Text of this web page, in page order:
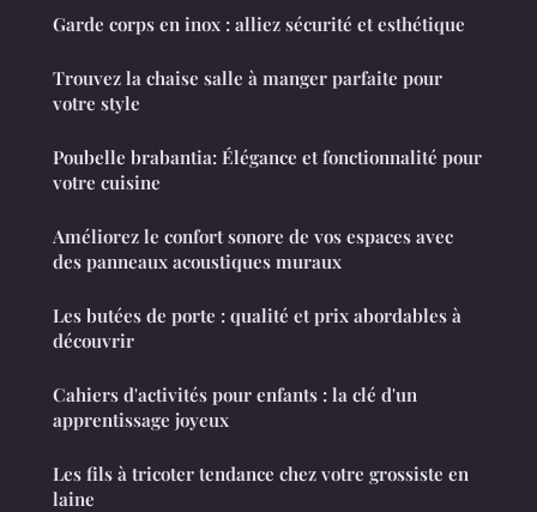
Garde corps en inox : alliez sécurité et esthétique
Trouvez la chaise salle à manger parfaite pour
votre style
Poubelle brabantia: Élégance et fonctionnalité pour
votre cuisine
Améliorez le confort sonore de vos espaces avec
des panneaux acoustiques muraux
Les butées de porte : qualité et prix abordables à
découvrir
Cahiers d'activités pour enfants : la clé d'un
apprentissage joyeux
Les fils à tricoter tendance chez votre grossiste en
laine